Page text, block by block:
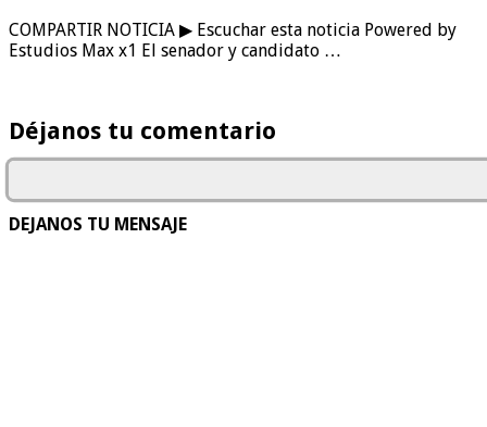
COMPARTIR NOTICIA ▶ Escuchar esta noticia Powered by
Estudios Max x1 El senador y candidato …
Déjanos tu comentario
DEJANOS TU MENSAJE